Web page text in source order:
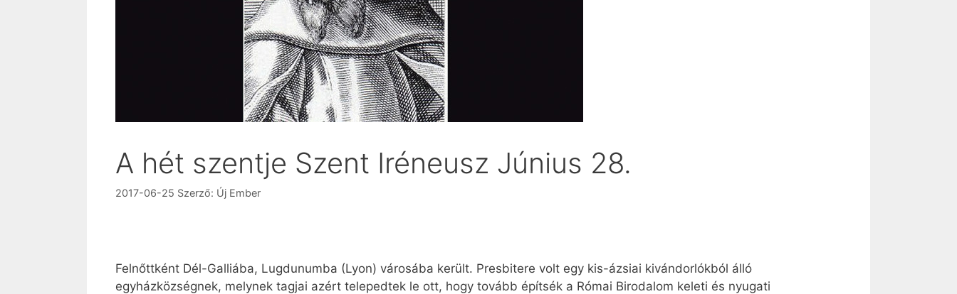
A hét szentje Szent Iréneusz Június 28.
2017-06-25 Szerző: Új Ember
Felnőttként Dél-Galliába, Lugdunumba (Lyon) városába került. Presbitere volt egy kis-ázsiai kivándorlókból álló
egyházközségnek, melynek tagjai azért telepedtek le ott, hogy tovább építsék a Római Birodalom keleti és nyugati